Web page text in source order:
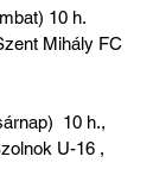
10 h.
Mihály FC
10 h.,
U-16 ,